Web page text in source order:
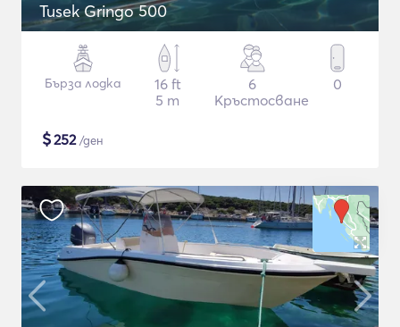
Tusek Gringo 500
Бърза лодка
16 ft
5 m
6
Кръстосване
0
$252/ден